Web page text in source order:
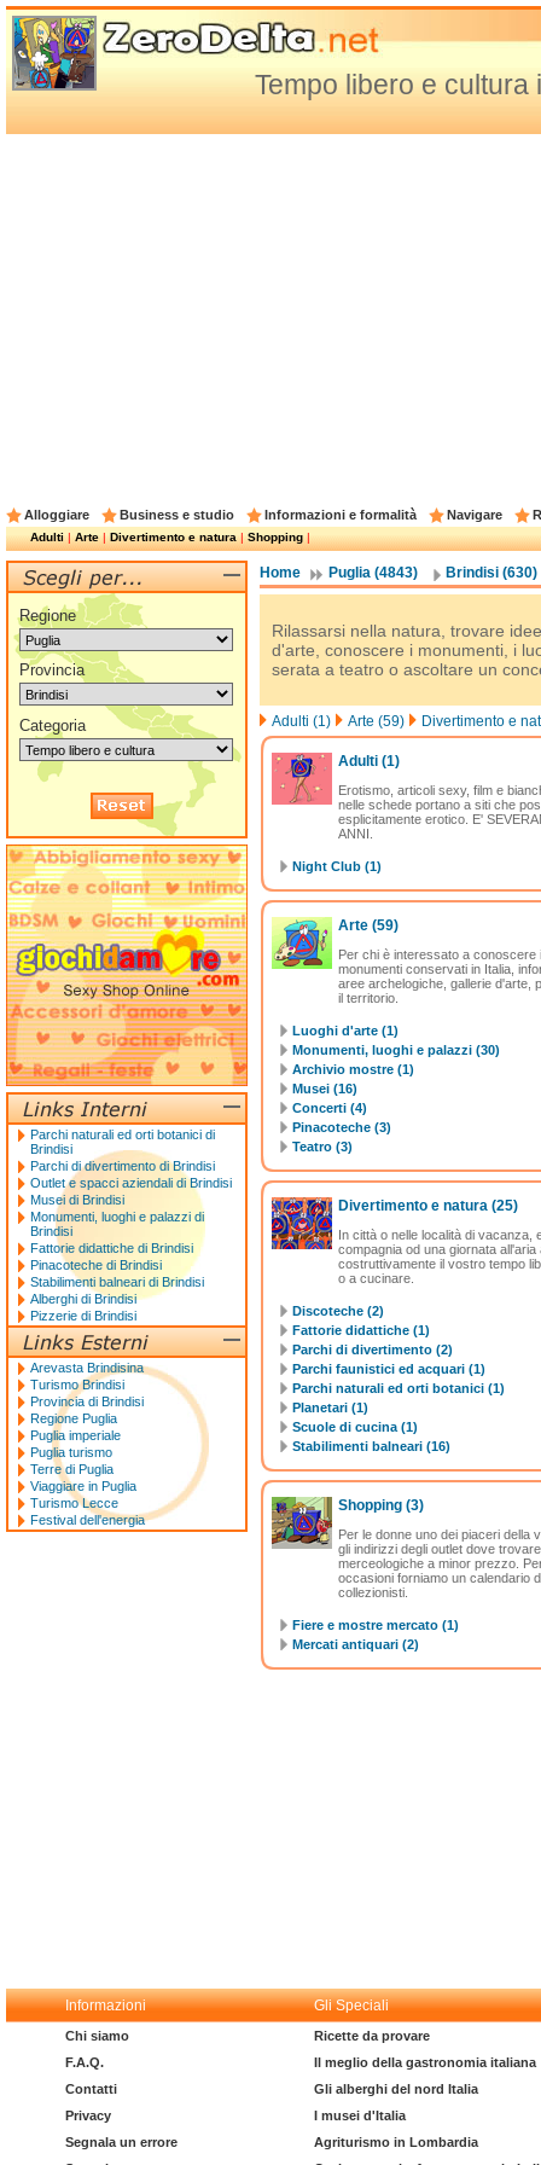
Tempo libero e
Alloggiare Business e studio Informazioni e formalità Navigare
Adulti|Arte|Divertimento e natura|Shopping|
Home Puglia (4843) Brindisi (630)
Rilassarsi nella natura, trovare
d'arte, conoscere i monumenti, i
serata a teatro o ascoltare un
Adulti (1) Arte (59) Divertimento e
Adulti (1)
Erotismo, articoli sexy, film e
nelle schede portano a siti che
esplicitamente erotico. E'
ANNI.
Night Club (1)
Arte (59)
Per chi è interessato a conoscere
monumenti conservati in Italia,
aree archelogiche, gallerie d'arte,
il territorio.
Luoghi d'arte (1)
Monumenti, luoghi e palazzi (30)
Archivio mostre (1)
Musei (16)
Concerti (4)
Pinacoteche (3)
Teatro (3)
Divertimento e natura (25)
In città o nelle località di
compagnia od una giornata
costruttivamente il vostro tempo
o a cucinare.
Discoteche (2)
Fattorie didattiche (1)
Parchi di divertimento (2)
Parchi faunistici ed acquari (1)
Parchi naturali ed orti botanici (1)
Planetari (1)
Scuole di cucina (1)
Stabilimenti balneari (16)
Shopping (3)
Per le donne uno dei piaceri della
gli indirizzi degli outlet dove
merceologiche a minor prezzo.
occasioni forniamo un calendario
collezionisti.
Fiere e mostre mercato (1)
Mercati antiquari (2)
Regione
Provincia
Categoria
Parchi naturali ed orti botanici di
Brindisi
Parchi di divertimento di Brindisi
Outlet e spacci aziendali di Brindisi
Musei di Brindisi
Monumenti, luoghi e palazzi di
Brindisi
Fattorie didattiche di Brindisi
Pinacoteche di Brindisi
Stabilimenti balneari di Brindisi
Alberghi di Brindisi
Pizzerie di Brindisi
Arevasta Brindisina
Turismo Brindisi
Provincia di Brindisi
Regione Puglia
Puglia imperiale
Puglia turismo
Terre di Puglia
Viaggiare in Puglia
Turismo Lecce
Festival dell'energia
Informazioni Gli Speciali
Chi siamo
F.A.Q.
Contatti
Privacy
Segnala un errore
Ricette da provare
Il meglio della gastronomia italiana
Gli alberghi del nord Italia
I musei d'Italia
Agriturismo in Lombardia